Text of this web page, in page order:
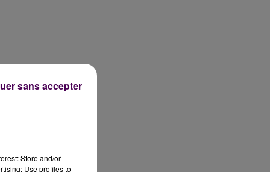
Store and/or
Use profiles to
sans accepter